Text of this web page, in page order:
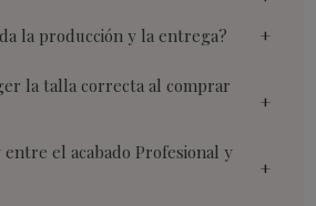
la producción y la entrega?
la talla correcta al comprar
entre el acabado Profesional y